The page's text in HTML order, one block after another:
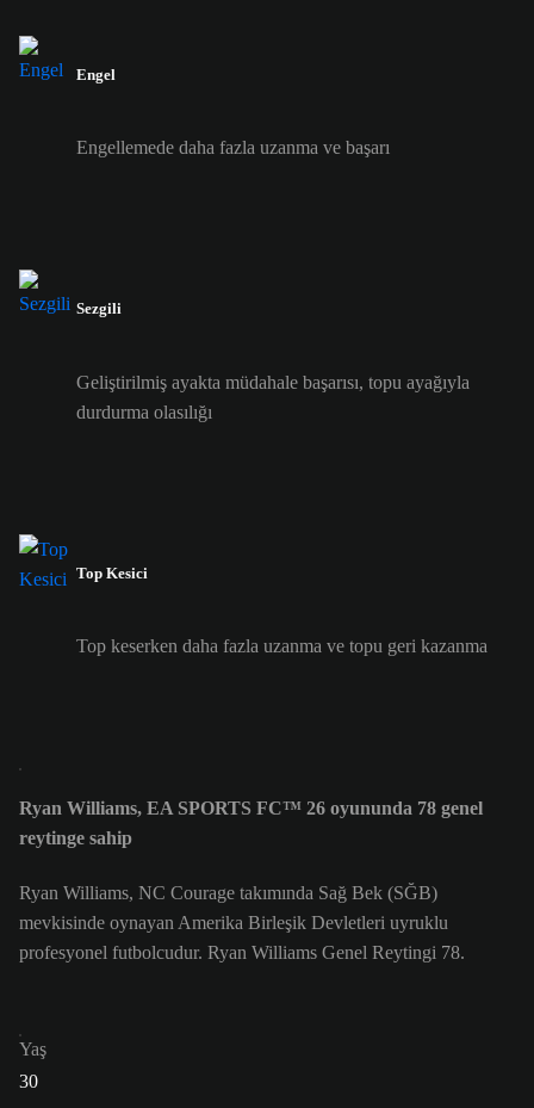
Engel
Engellemede daha fazla uzanma ve başarı
Sezgili
Geliştirilmiş ayakta müdahale başarısı, topu ayağıyla
durdurma olasılığı
Top Kesici
Top keserken daha fazla uzanma ve topu geri kazanma
Ryan Williams, EA SPORTS FC™ 26 oyununda 78 genel
reytinge sahip
Ryan Williams, NC Courage takımında Sağ Bek (SĞB)
mevkisinde oynayan Amerika Birleşik Devletleri uyruklu
profesyonel futbolcudur. Ryan Williams Genel Reytingi 78.
Yaş
30